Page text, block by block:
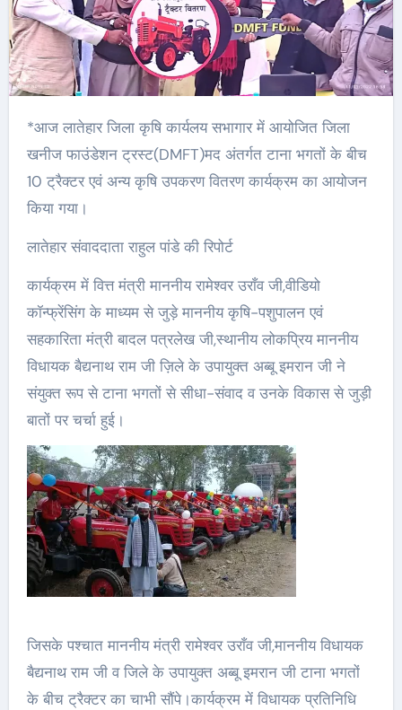
*आज लातेहार जिला कृषि कार्यलय सभागार में आयोजित जिला
खनीज फाउंडेशन ट्रस्ट(DMFT)मद अंतर्गत टाना भगतों के बीच
10 ट्रैक्टर एवं अन्य कृषि उपकरण वितरण कार्यक्रम का आयोजन
किया गया।
लातेहार संवाददाता राहुल पांडे की रिपोर्ट
कार्यक्रम में वित्त मंत्री माननीय रामेश्वर उराँव जी,वीडियो
कॉन्फ्रेंसिंग के माध्यम से जुड़े माननीय कृषि-पशुपालन एवं
सहकारिता मंत्री बादल पत्रलेख जी,स्थानीय लोकप्रिय माननीय
विधायक बैद्यनाथ राम जी ज़िले के उपायुक्त अब्बू इमरान जी ने
संयुक्त रूप से टाना भगतों से सीधा-संवाद व उनके विकास से जुड़ी
बातों पर चर्चा हुई।
जिसके पश्चात माननीय मंत्री रामेश्वर उराँव जी,माननीय विधायक
बैद्यनाथ राम जी व जिले के उपायुक्त अब्बू इमरान जी टाना भगतों
के बीच ट्रैक्टर का चाभी सौंपे।कार्यक्रम में विधायक प्रतिनिधि